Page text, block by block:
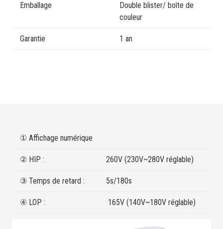
Emballage
Double blister/ boîte de
couleur
Garantie 1 an
① Affichage numérique
② HIP : 260V (230V~280V réglable)
③ Temps de retard : 5s/180s
④ LOP : 165V (140V~180V réglable)